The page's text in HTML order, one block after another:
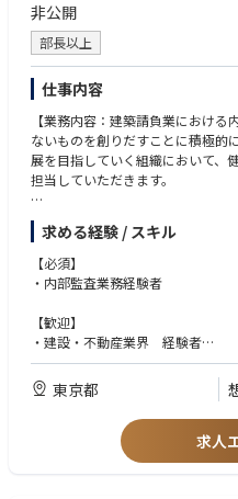
非公開
部長以上
仕事内容
【業務内容：建築請負業における
ないものを創りだすことに積極的
展を目指していく組織において、
担当していただきます。
・工事予算の承認フローチェック
・工事台帳の適切性チェック
・工事台帳とシステム連動の確認
・注文書・請書の内容及び回収チェ
求める経験 / スキル
【必須】
・内部監査業務経験者
【歓迎】
・建設・不動産業界 経験者
・公認会計士 資格保有者
・公認内部監査人 資格保有者
・関係各所との適切なコミュニケ
・物事を柔軟に捉え、何事にも前
東京都
求人